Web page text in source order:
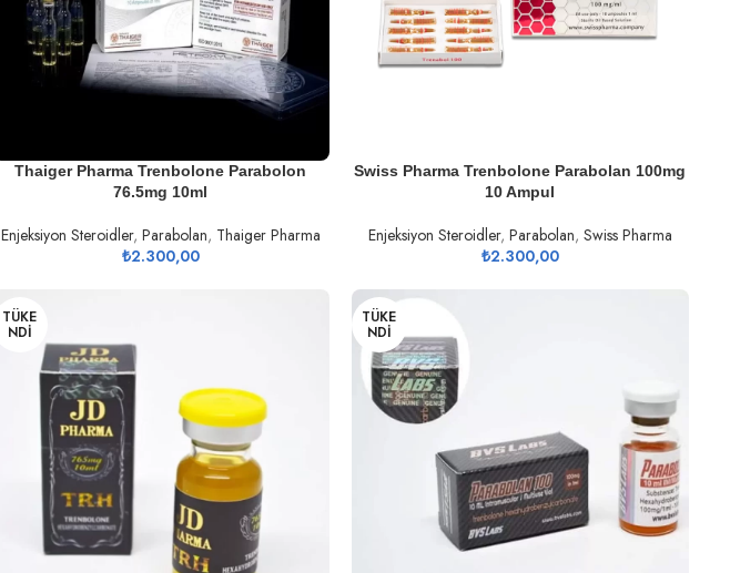
DEVAMINI OKU
Thaiger Pharma Trenbolone Parabolon
76.5mg 10ml
Enjeksiyon Steroidler, Parabolan, Thaiger Pharma
₺2.300,00
DEVAMINI OKU
Swiss Pharma Trenbolone Parabolan 100mg
10 Ampul
Enjeksiyon Steroidler, Parabolan, Swiss Pharma
₺2.300,00
TÜKE
NDI
TÜKE
NDI